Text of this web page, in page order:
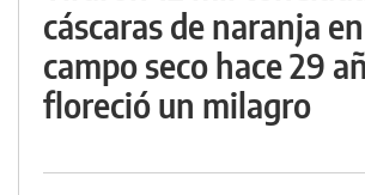
cáscaras de naranja
campo seco hace 29
floreció un milagro